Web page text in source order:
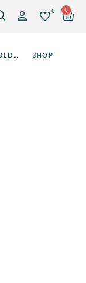
0 0
DIRNDLDESIGNER SHOP